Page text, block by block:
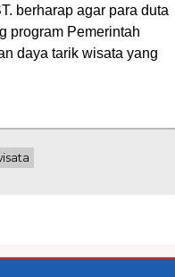
berharap agar para duta
program Pemerintah
daya tarik wisata yang